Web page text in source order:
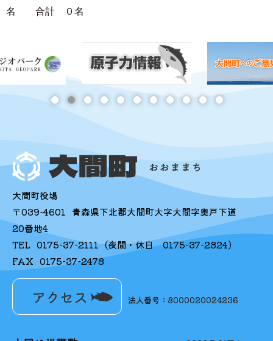
名 合計 ０名
大間町役場
〒039-4601 青森県下北郡大間町大字大間字奥戸下道
20番地4
TEL 0175-37-2111 (夜間・休日0175-37-2824)
FAX 0175-37-2478
アクセス 法人番号：8000020024236